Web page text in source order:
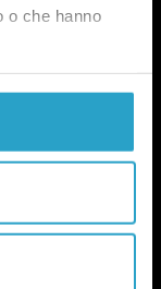
o che hanno